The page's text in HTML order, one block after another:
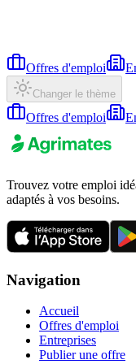
Offres d'emploi
Changer le thème
Offres d'emploi
Trouvez votre emploi
adaptés à vos besoins.
Navigation
Accueil
Offres d'emploi
Entreprises
Publier une offre